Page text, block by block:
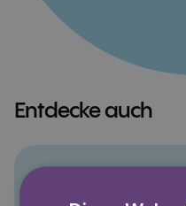
Entdecke auch